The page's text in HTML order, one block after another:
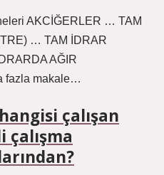
AKCİĞERLER … TAM
… TAM İDRAR
AĞIR
fazla makale…
çalışan
çalışma